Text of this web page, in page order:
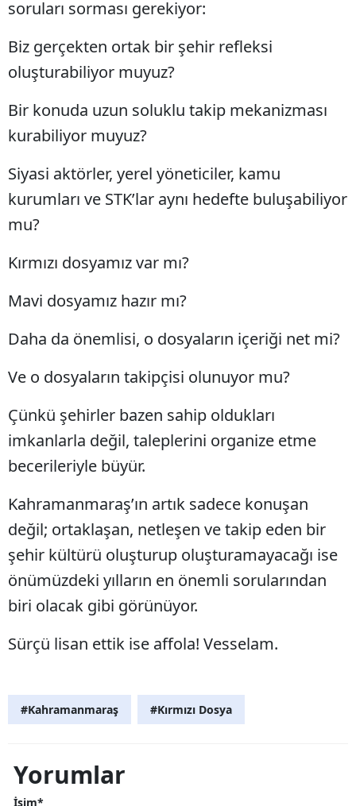
soruları sorması gerekiyor:
Biz gerçekten ortak bir şehir refleksi
oluşturabiliyor muyuz?
Bir konuda uzun soluklu takip mekanizması
kurabiliyor muyuz?
Siyasi aktörler, yerel yöneticiler, kamu
kurumları ve STK’lar aynı hedefte buluşabiliyor
mu?
Kırmızı dosyamız var mı?
Mavi dosyamız hazır mı?
Daha da önemlisi, o dosyaların içeriği net mi?
Ve o dosyaların takipçisi olunuyor mu?
Çünkü şehirler bazen sahip oldukları
imkanlarla değil, taleplerini organize etme
becerileriyle büyür.
Kahramanmaraş’ın artık sadece konuşan
değil; ortaklaşan, netleşen ve takip eden bir
şehir kültürü oluşturup oluşturamayacağı ise
önümüzdeki yılların en önemli sorularından
biri olacak gibi görünüyor.
Sürçü lisan ettik ise affola! Vesselam.
#Kahramanmaraş #Kırmızı Dosya
Yorumlar
İsim*